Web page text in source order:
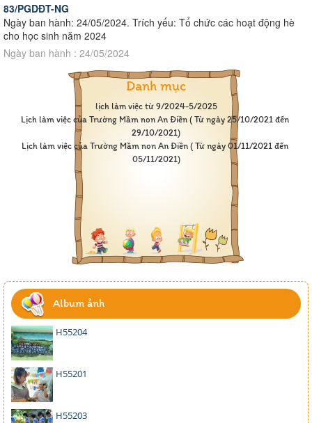
83/PGDĐT-NG
Ngày ban hành: 24/05/2024. Trích yếu: Tổ chức các hoạt động hè
cho học sinh năm 2024
Ngày ban hành : 24/05/2024
Danh mục
lịch làm việc từ 9/2024-5/2025
Lịch làm việc của Trường Mầm non An Điền ( Từ ngày 25/10/2021 đến
29/10/2021)
Lịch làm việc của Trường Mầm non An Điền ( Từ ngày 01/11/2021 đến
05/11/2021)
Album ảnh
H55204
H55201
H55203